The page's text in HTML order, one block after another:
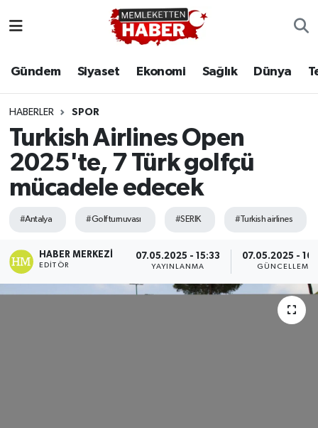
Gündem Siyaset Ekonomi Sağlık Dünya
HABERLER SPOR
Turkish Airlines Open
2025'te, 7 Türk golfçü
mücadele edecek
#Antalya #Golf turnuvası #SERIK #Turkish airlines
HABER MERKEZI
EDITÖR
07.05.2025 - 15:33
YAYINLANMA
07.05.2025 -
GÜNCELLEME